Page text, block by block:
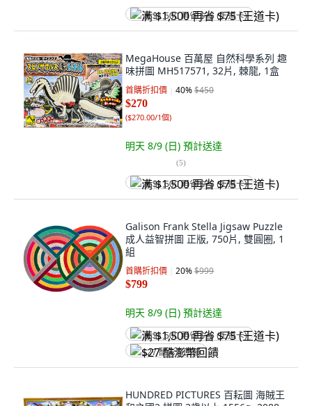
满 $1,500 再省 $75 (王道卡)
MegaHouse 百萬屋 自然科學系列 趣
味拼圖 MH517571, 32片, 棘龍, 1盒
首購折扣價 40%$450
$270
($270.00/1個)
明天 8/9 (日) 預計送達
(5)
满 $1,500 再省 $75 (王道卡)
Galison Frank Stella Jigsaw Puzzle
成人益智拼圖 正版, 750片, 雙圓圈, 1
組
首購折扣價 20%$999
$799
明天 8/9 (日) 預計送達
满 $1,500 再省 $75 (王道卡)
$27 酷澎幣回饋
HUNDRED PICTURES 百耘圖 海賊王